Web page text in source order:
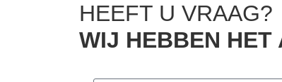
HEEFT U VRAAG?
WIJ HEBBEN HET